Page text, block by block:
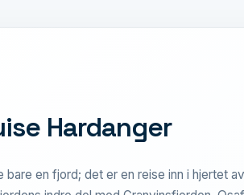
Hardanger
bare en fjord; det er en reise inn i hjertet